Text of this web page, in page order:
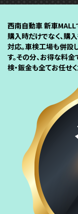
西南自動車 新車MALL
購入時だけでなく、購
対応。車検工場も併設
す。その分、お得な料
検・鈑金も全てお任せく